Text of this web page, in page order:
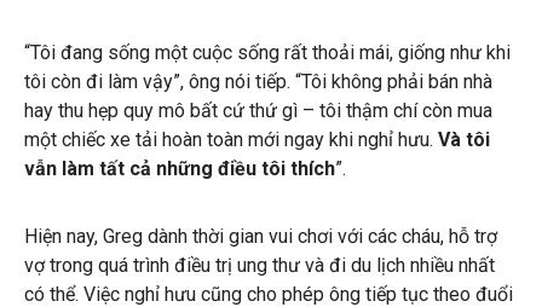
“Tôi đang sống một cuộc sống rất thoải mái, giống như khi
tôi còn đi làm vậy”, ông nói tiếp. “Tôi không phải bán nhà
hay thu hẹp quy mô bất cứ thứ gì – tôi thậm chí còn mua
một chiếc xe tải hoàn toàn mới ngay khi nghỉ hưu. Và tôi
vẫn làm tất cả những điều tôi thích”.
Hiện nay, Greg dành thời gian vui chơi với các cháu, hỗ trợ
vợ trong quá trình điều trị ung thư và đi du lịch nhiều nhất
có thể. Việc nghỉ hưu cũng cho phép ông tiếp tục theo đuổi